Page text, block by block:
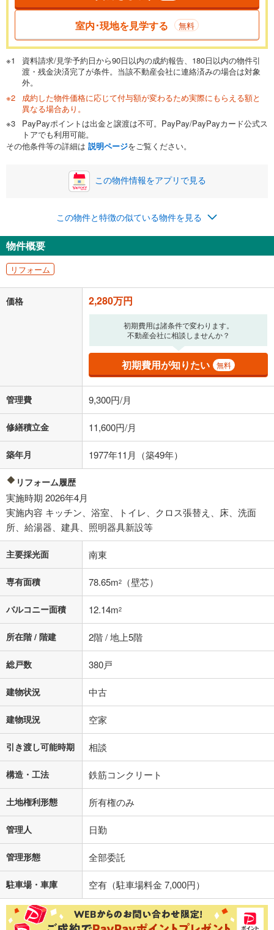
一般的には最長35年まで借り入れ可能です。多くの金融機関
が完済時の年齢は80歳までを条件としています。
閉じる
頭金 万円
0万円 2,280万円
自己資金から住宅購入にかけられる金額を入力してくださ
い。一般的には物件価格の2割までが目安です。
閉じる
ボーナス
万円
0円
ナス時の増額分（1回分）を入力してください。
ボーナス払いの限度額は金融機関によって異なります。
閉じる
月々の返済額
ローン返済額
上、ご自身での入力をお願いいたします。初期設定で自動入力されてい
る値は、実際の金融機関等における貸出金利とは何ら関係がなく、実際
の金融機関等における貸出金利を何ら保証するものではありません。返
済方法「元利均等返済」にて算出しております。入力された金利を35年
適用した場合の計算結果を表示しています。
す。
条件によってお借り入れができないことがあります。
不動産会社に購入相談をする 無料
室内･現地を見学する 無料
資料請求/見学予約日から90日以内の成約報告、180日以内の物件引
渡・残金決済完了が条件。当該不動産会社に連絡済みの場合は対象
外。
成約した物件価格に応じて付与額が変わるため実際にもらえる額と
異なる場合あり。
PayPayポイントは出金と譲渡は不可。PayPay/PayPayカード公式ス
トアでも利用可能。
その他条件等の詳細は 説明ページをご覧ください。
この物件情報をアプリで見る
この物件と特徴の似ている物件を見る
物件概要
リフォーム
価格 2,280万円
初期費用は諸条件で変わります。
不動産会社に相談しませんか？
初期費用が知りたい 無料
管理費 9,300円/月
修繕積立金 11,600円/月
築年月 1977年11月（築49年）
リフォーム履歴
実施時期 2026年4月
実施内容 キッチン、浴室、トイレ、クロス張替え、床、洗面
所、給湯器、建具、照明器具新設等
主要採光面 南東
専有面積 78.65m2 （壁芯）
バルコニー面積 12.14m2
所在階 / 階建 2階 / 地上5階
総戸数 380戸
建物状況 中古
建物現況 空家
引き渡し可能時期 相談
構造・工法 鉄筋コンクリート
土地権利形態 所有権のみ
管理人 日勤
管理形態 全部委託
駐車場・車庫 空有（駐車場料金 7,000円）